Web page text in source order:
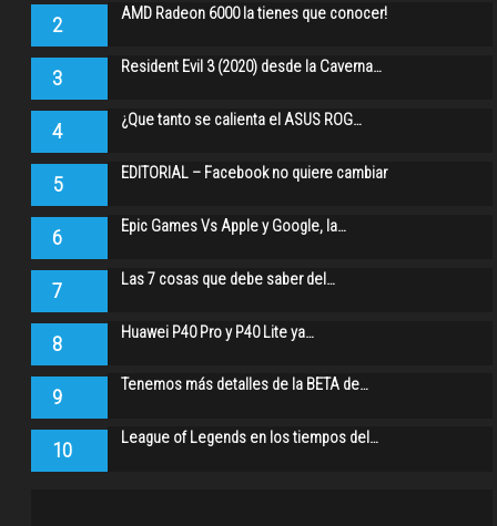
2 AMD Radeon 6000 la tienes que conocer!
3 Resident Evil 3 (2020) desde la Caverna…
4 ¿Que tanto se calienta el ASUS ROG…
5 EDITORIAL – Facebook no quiere cambiar
6 Epic Games Vs Apple y Google, la…
7 Las 7 cosas que debe saber del…
8 Huawei P40 Pro y P40 Lite ya…
9 Tenemos más detalles de la BETA de…
10 League of Legends en los tiempos del…